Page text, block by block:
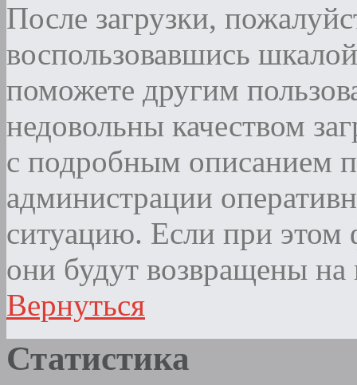
После загрузки,
воспользовавшись
поможете другим
недовольны качеством
с подробным описанием
администрации
ситуацию. Если при этом
они будут возвращены на
Вернуться
Статистика